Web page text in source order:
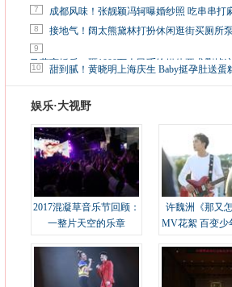
7 成都风味！张靓颖冯轲曝婚纱照 吃串串打
8 接地气！阔太熊黛林打扮休闲逛街买厕所泵
9
马蓉离婚后，砸1000万人民币给媒体要求删掉
10 甜到腻！黄晓明上海庆生 Baby挺孕肚送蛋
娱乐·大视野
2017混凝草音乐节回顾：
一整片天空的乐章
许魏洲《那又
MV花絮 百变少